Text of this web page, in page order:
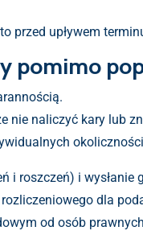
przed upływem
nie naliczyć kary lub
roszczeń) i wysłanie
dla
od osób